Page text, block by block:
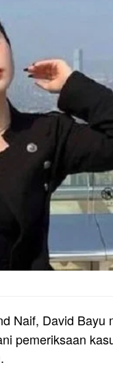
Naif, David Bayu
pemeriksaan